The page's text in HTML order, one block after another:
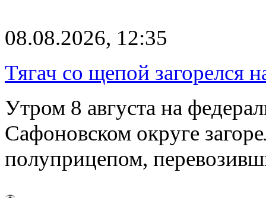
08.08.2026, 12:35
Тягач со щепой загорелся
Утром 8 августа на
Сафоновском округе
полуприцепом,